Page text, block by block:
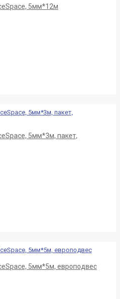
5мм*12м
5мм*3м, пакет,
5мм*5м, европодвес